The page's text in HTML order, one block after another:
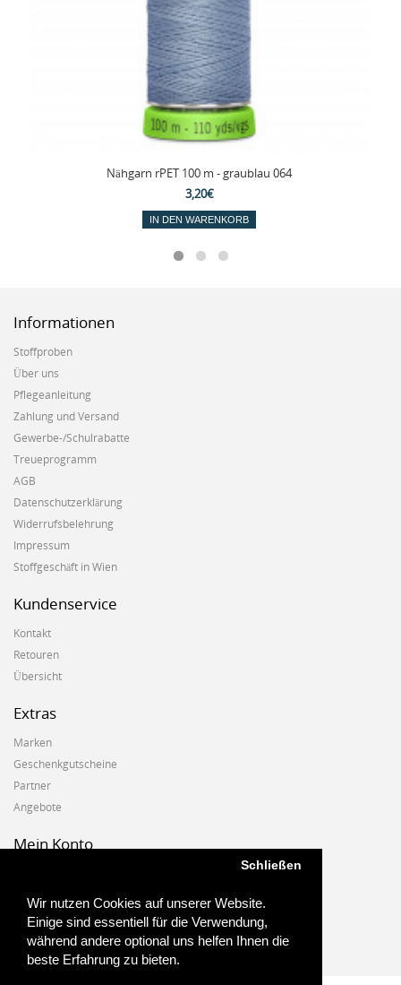
Wir nutzen Cookies auf unserer Website.
Einige sind essentiell für die Verwendung,
während andere optional uns helfen Ihnen die
beste Erfahrung zu bieten.
Schließen
Nähgarn rPET 100 m - graublau 064
3,20€
IN DEN WARENKORB
Informationen
Stoffproben
Über uns
Pflegeanleitung
Zahlung und Versand
Gewerbe-/Schulrabatte
Treueprogramm
AGB
Datenschutzerklärung
Widerrufsbelehrung
Impressum
Stoffgeschäft in Wien
Kundenservice
Kontakt
Retouren
Übersicht
Extras
Marken
Geschenkgutscheine
Partner
Angebote
Mein Konto
Auftragshistorie
Wunschzettel
Newsletter